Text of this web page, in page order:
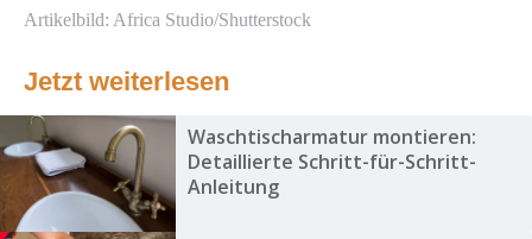
Artikelbild: Africa Studio/Shutterstock
Jetzt weiterlesen
Waschtischarmatur montieren:
Detaillierte Schritt-für-Schritt-
Anleitung